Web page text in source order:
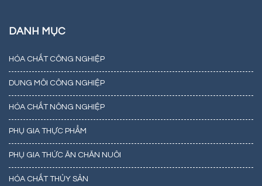
DANH MỤC
HÓA CHẤT CÔNG NGHIỆP
DUNG MÔI CÔNG NGHIỆP
HÓA CHẤT NÔNG NGHIỆP
PHỤ GIA THỰC PHẨM
PHỤ GIA THỨC ĂN CHĂN NUÔI
HÓA CHẤT THỦY SẢN